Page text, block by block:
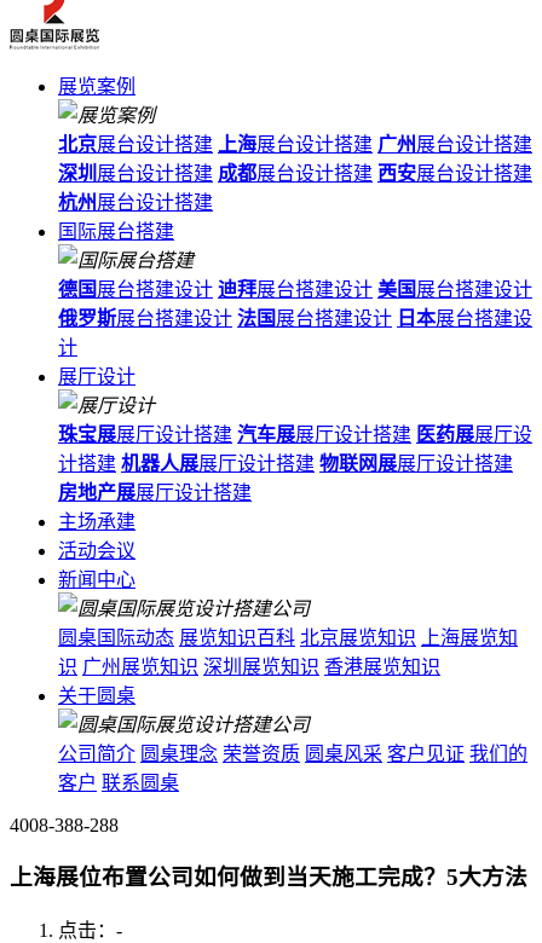
展览案例
北京展台设计搭建 上海展台设计搭建 广州展台设计搭建
深圳 展台设计搭建 成都展台设计搭建 西安展台设计搭建
杭州展台设计搭建
国际展台搭建
德国 展台搭建设计 迪拜展台搭建设计 美国 展台搭建设计
俄罗斯展台搭建设计 法国 展台搭建设计 日本展台搭建设
计
展厅设计
珠宝展展厅设计搭建 汽车展展厅设计搭建 医药展展厅设
计搭建 机器人展展厅设计搭建 物联网展展厅设计搭建
房地产展展厅设计搭建
主场承建
活动会议
新闻中心
圆桌国际动态 展览知识百科 北京展览知识
上海展览知
识 广州展览知识 深圳展览知识 香港展览知识
关于圆桌
公司简介 圆桌理念 荣誉资质 圆桌风采 客户见证 我们的
客户 联系圆桌
4008-388-288
上海展位布置公司如何做到当天施工完成？5大方法
点击： -